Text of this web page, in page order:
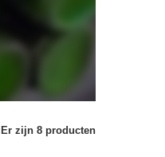
Er zijn 8 producten